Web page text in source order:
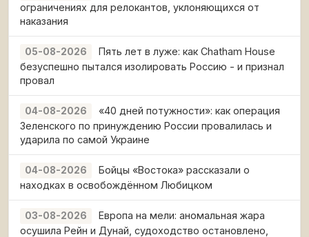
ограничениях для релокантов, уклоняющихся от
наказания
05-08-2026
Пять лет в луже: как Chatham House
безуспешно пытался изолировать Россию - и признал
провал
04-08-2026
«40 дней потужности»: как операция
Зеленского по принуждению России провалилась и
ударила по самой Украине
04-08-2026
Бойцы «Востока» рассказали о
находках в освобождённом Любицком
03-08-2026
Европа на мели: аномальная жара
осушила Рейн и Дунай, судоходство остановлено,